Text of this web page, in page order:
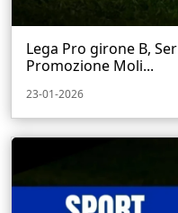
Lega Pro girone B,
Promozione Moli...
23-01-2026